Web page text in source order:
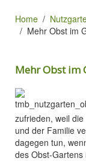
Home
Mehr Obst im
Mehr Obst im
zufrieden, weil
und der Familie
dagegen tun,
des Obst-Gartens